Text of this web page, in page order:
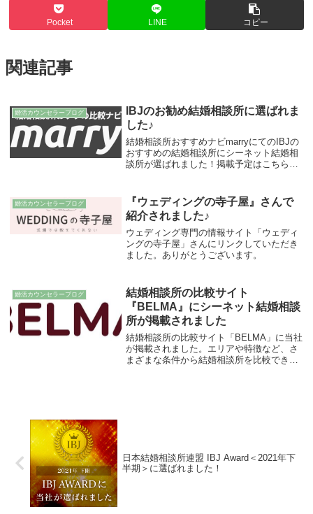
Pocket LINE コピー
関連記事
婚活カウンセラーブログ
IBJのお勧め結婚相談所に選ばれま
した♪
結婚相談所おすすめナビmarryにてのIBJの
おすすめの結婚相談所にシーネット結婚相
談所が選ばれました！掲載予定はこちらの
婚活カウンセラーブログ
『ウェディングの寺子屋』さんで
紹介されました♪
ウェディング専門の情報サイト「ウェディ
ングの寺子屋」さんにリンクしていただき
ました。ありがとうございます。
婚活カウンセラーブログ
結婚相談所の比較サイト
『BELMA』にシーネット結婚相談
所が掲載されました
結婚相談所の比較サイト「BELMA」に当社
が掲載されました。エリアや特徴など、さ
まざまな条件から結婚相談所を比較できる
日本結婚相談所連盟 IBJ Award＜2021年下
半期＞に選ばれました！